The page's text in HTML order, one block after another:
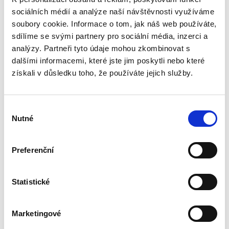
sociálních médií a analýze naší návštěvnosti využíváme
soubory cookie. Informace o tom, jak náš web používáte,
sdílíme se svými partnery pro sociální média, inzerci a
analýzy. Partneři tyto údaje mohou zkombinovat s
dalšími informacemi, které jste jim poskytli nebo které
získali v důsledku toho, že používáte jejich služby.
souhlasu
Nutné
Preferenční
Statistické
Marketingové
Monografie pojímá uceleným způsobem
problematiku veřejné podpory, které je, přes
její zásadní význam pro právní i ekonomickou
praxi, věnována v české odborné literatuře jen
zcela okrajová...
340,00 Kč